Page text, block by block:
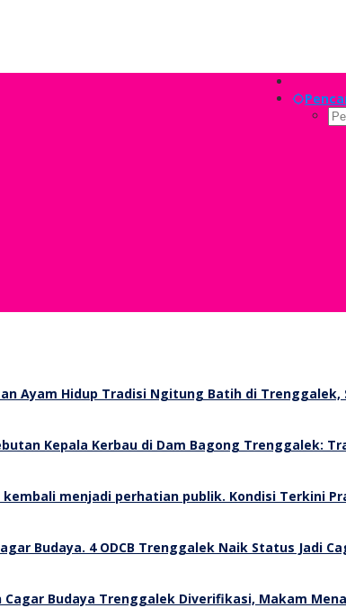
Ayam Hidup Tradisi Ngitung Batih di Trenggalek,
Kepala Kerbau di Dam Bagong Trenggalek:
Kondisi Terkini
4 ODCB Trenggalek Naik Status Jadi
Cagar Budaya Trenggalek Diverifikasi, Makam